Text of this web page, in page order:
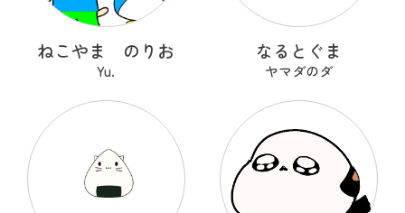
ねこやま のりお
Yu.
なるとぐま
ヤマダのダ